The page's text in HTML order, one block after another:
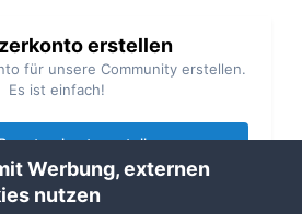
erstellen
für unsere Community erstellen.
Es ist einfach!
erstellen
Werbung, externen
nutzen